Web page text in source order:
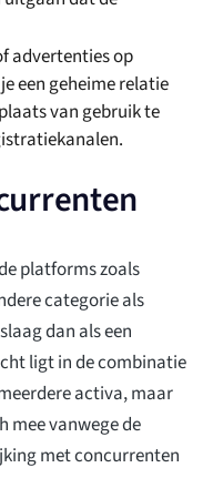
advertenties op
een geheime relatie
van gebruik te
platforms zoals
categorie als
dan als een
ligt in de combinatie
activa, maar
mee vanwege de
met concurrenten